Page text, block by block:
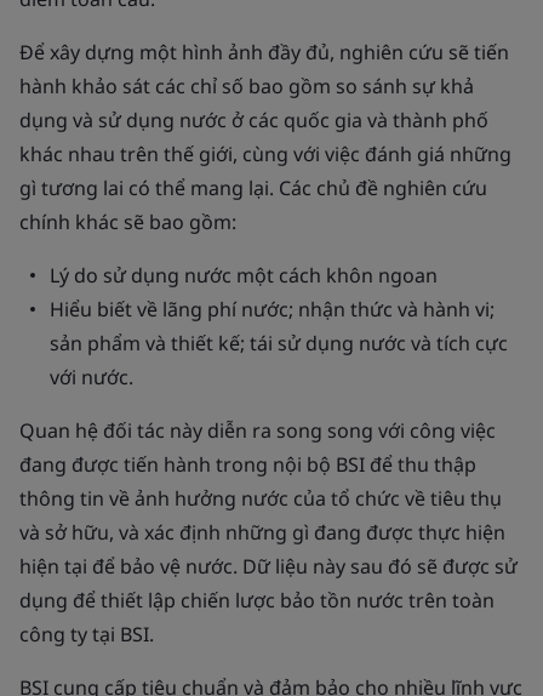
Để xây dựng một hình ảnh đầy đủ, nghiên cứu sẽ tiến
hành khảo sát các chỉ số bao gồm so sánh sự khả
dụng và sử dụng nước ở các quốc gia và thành phố
khác nhau trên thế giới, cùng với việc đánh giá những
gì tương lai có thể mang lại. Các chủ đề nghiên cứu
chính khác sẽ bao gồm:
Lý do sử dụng nước một cách khôn ngoan
Hiểu biết về lãng phí nước; nhận thức và hành vi;
sản phẩm và thiết kế; tái sử dụng nước và tích cực
với nước.
Quan hệ đối tác này diễn ra song song với công việc
đang được tiến hành trong nội bộ BSI để thu thập
thông tin về ảnh hưởng nước của tổ chức về tiêu thụ
và sở hữu, và xác định những gì đang được thực hiện
hiện tại để bảo vệ nước. Dữ liệu này sau đó sẽ được sử
dụng để thiết lập chiến lược bảo tồn nước trên toàn
công ty tại BSI.
BSI cung cấp tiêu chuẩn và đảm bảo cho nhiều lĩnh vực